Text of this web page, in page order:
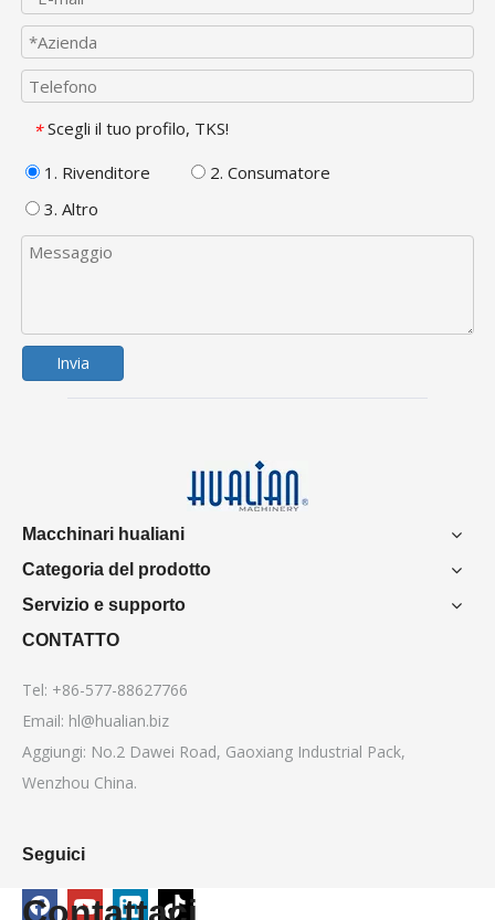
* Scegli il tuo profilo, TKS!
1. Rivenditore
2. Consumatore
3. Altro
Invia
Macchinari hualiani
Categoria del prodotto
Servizio e supporto
CONTATTO
Tel: +86-577-88627766
Email: hl@hualian.biz
Aggiungi: No.2 Dawei Road, Gaoxiang Industrial Pack,
Wenzhou China.
Seguici
Contattaci